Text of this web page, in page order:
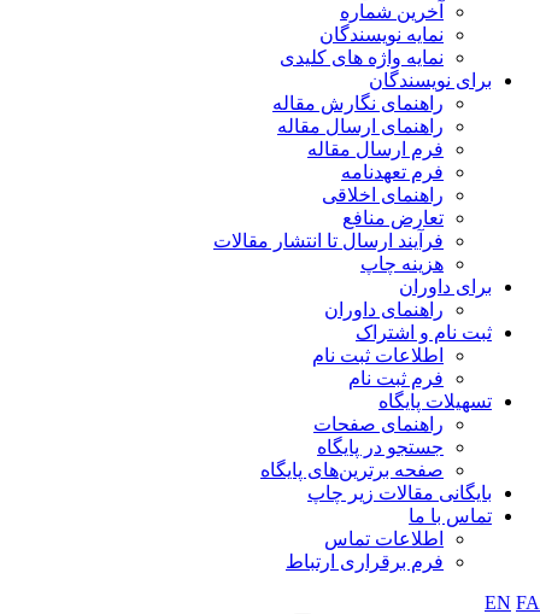
آخرین شماره
نمایه نویسندگان
نمایه واژه های کلیدی
برای نویسندگان
راهنمای نگارش مقاله
راهنمای ارسال مقاله
فرم ارسال مقاله
فرم تعهدنامه
راهنمای اخلاقی
تعارض منافع
فرآیند ارسال تا انتشار مقالات
هزینه چاپ
برای داوران
راهنمای داوران
ثبت نام و اشتراک
اطلاعات ثبت نام
فرم ثبت نام
تسهیلات پایگاه
راهنمای صفحات
جستجو در پایگاه
صفحه برترین‌های پایگاه
بایگانی مقالات زیر چاپ
تماس با ما
اطلاعات تماس
فرم برقراری ارتباط
EN